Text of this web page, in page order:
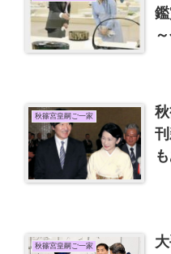
秋篠宮皇嗣ご一家
秋篠宮皇嗣ご一家